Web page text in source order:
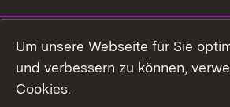
Facebook
Um unsere Webseite für Sie
und verbessern zu können,
Cookies.